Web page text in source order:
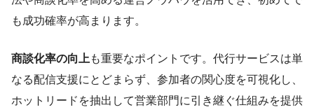
も成功確率が高まります。
商談化率の向上も重要なポイントです。代行サービスは単
なる配信支援にとどまらず、参加者の関心度を可視化し、
ホットリードを抽出して営業部門に引き継ぐ仕組みを提供